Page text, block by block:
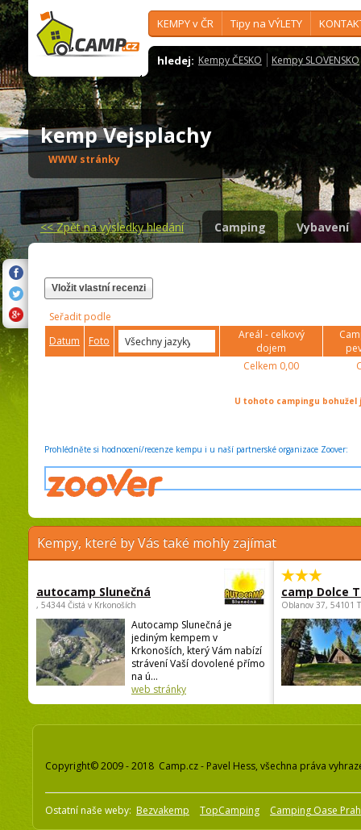
KEMPY v ČR Tipy na VÝLETY
hledej: Kempy ČESKO Kempy SLOVENSKO
kemp Vejsplachy
WWW stránky
<<Zpět na výsledky hledání Camping Vybavení
Vložit vlastní recenzi
Seřadit podle
Datum
Foto
Areál - celkový
dojem
Celkem 0,00
U tohoto campingu
Prohlédněte si hodnocení/recenze kempu i u naší partnerské organizace Zoover:
Kempy, které by Vás také mohly zajímat
autocamp Slunečná
, 54344 Čistá v Krkonoších
Autocamp Slunečná je
jediným kempem v
Krkonoších, který Vám nabízí
strávení Vaší dovolené přímo
na ú...
web stránky
camp Dolce
Oblanov 37, 54101
Copyright© 2009 - 2018 Camp.cz - Pavel Hess, všechna práva
Ostatní naše weby: Bezvakemp TopCamping Camping Oase